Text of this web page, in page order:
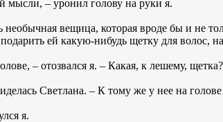
мысли, – уронил голову на руки я.
необычная вещица, которая вроде бы и не
ей какую-нибудь щетку для волос,
– отозвался я. – Какая, к лешему, щетка?
Светлана. – К тому же у нее на
я.